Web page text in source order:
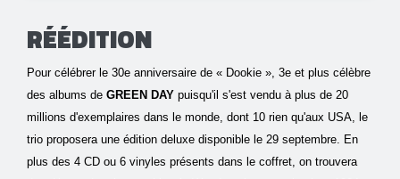
RÉÉDITION
Pour célébrer le 30e anniversaire de « Dookie », 3e et plus célèbre
des albums de GREEN DAY puisqu'il s'est vendu à plus de 20
millions d'exemplaires dans le monde, dont 10 rien qu'aux USA, le
trio proposera une édition deluxe disponible le 29 septembre. En
plus des 4 CD ou 6 vinyles présents dans le coffret, on trouvera